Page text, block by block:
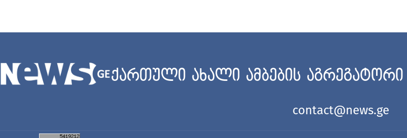
ქართული ახალი ამბების აგრეგატორი
contact@news.ge